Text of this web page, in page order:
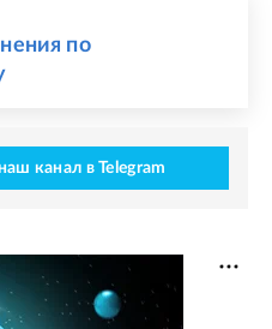
по
канал в Telegram